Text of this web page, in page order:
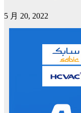
5 月 20, 2022